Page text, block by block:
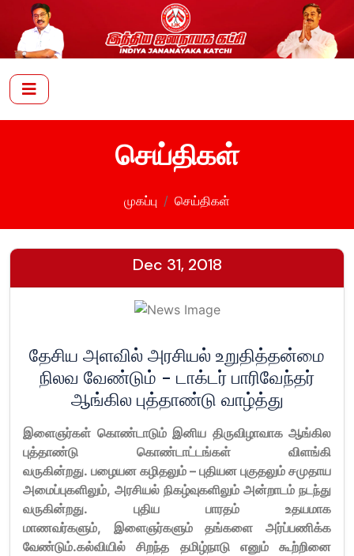
செய்திகள்
முகப்பு செய்திகள்
Dec 31, 2018
தேசிய அளவில் அரசியல் உறுதித்தன்மை
நிலவ வேண்டும் - டாக்டர் பாரிவேந்தர்
ஆங்கில புத்தாண்டு வாழ்த்து
இளைஞர்கள் கொண்டாடும் இனிய திருவிழாவாக ஆங்கில
புத்தாண்டு கொண்டாட்டங்கள் விளங்கி
வருகின்றது. பழையன கழிதலும் – புதியன புகுதலும் சமுதாய
அமைப்புகளிலும், அரசியல் நிகழ்வுகளிலும் அன்றாடம் நடந்து
வருகின்றது. புதிய பாரதம் உதயமாக
மாணவர்களும், இளைஞர்களும் தங்களை அர்ப்பணிக்க
வேண்டும்.கல்வியில் சிறந்த தமிழ்நாடு எனும் கூற்றினை